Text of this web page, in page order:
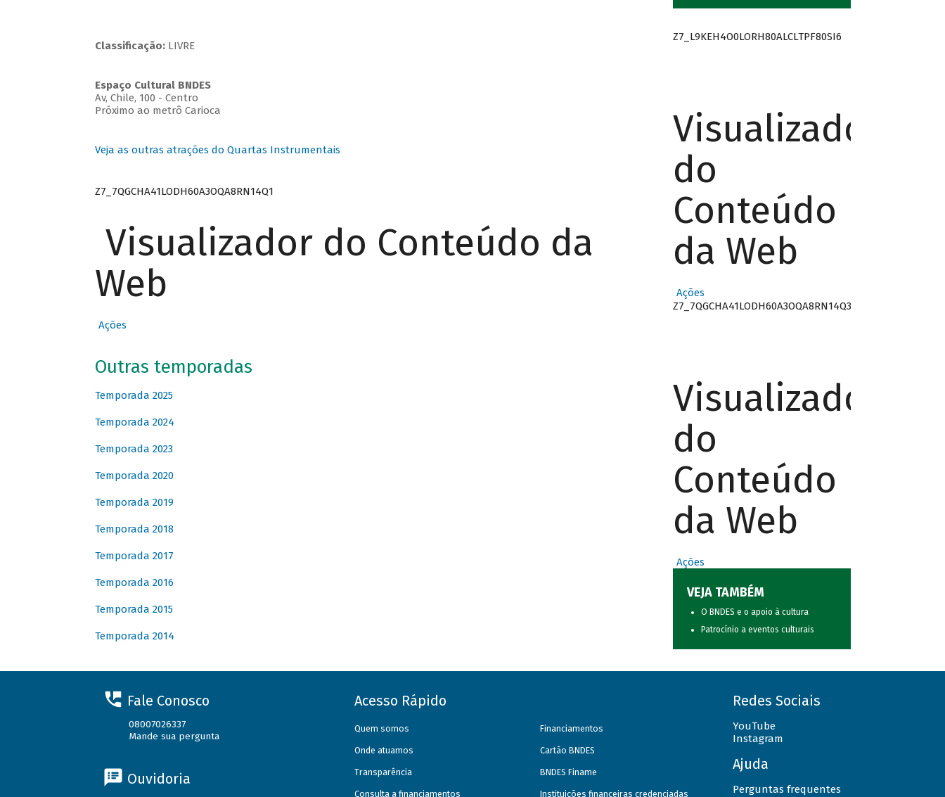
Classificação: LIVRE
Espaço Cultural BNDES
Av, Chile, 100 - Centro
Próximo ao metrô Carioca
Veja as outras atrações do Quartas Instrumentais
Z7_7QGCHA41LODH60A3OQA8RN14Q1
Visualizador do Conteúdo da
Web
Ações
Outras temporadas
Temporada 2025
Temporada 2024
Temporada 2023
Temporada 2020
Temporada 2019
Temporada 2018
Temporada 2017
Temporada 2016
Temporada 2015
Temporada 2014
Z7_L9KEH4O0LORH80ALCLTPF80SI6
Visualizador
do
Conteúdo
da Web
Ações
Z7_7QGCHA41LODH60A3OQA8RN14Q3
Visualizador
do
Conteúdo
da Web
Ações
VEJA TAMBÉM
O BNDES e o apoio à cultura
Patrocínio a eventos culturais
Fale Conosco
08007026337
Mande sua pergunta
Ouvidoria
Acesso Rápido
Quem somos
Onde atuamos
Transparência
Consulta a financiamentos
Financiamentos
Cartão BNDES
BNDES Finame
Instituições financeiras credenciadas
Redes Sociais
YouTube
Instagram
Ajuda
Perguntas frequentes